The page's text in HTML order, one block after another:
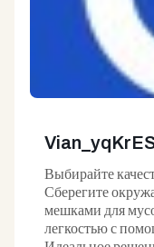
Выбирайте
Сберегите
мешками для
легкостью с